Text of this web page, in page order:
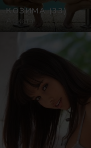
КОЗИМА (33)
Анкета